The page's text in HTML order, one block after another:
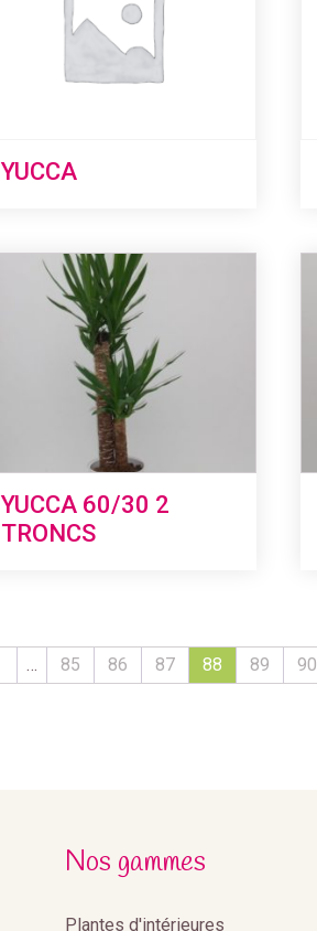
YUCCA
YUCCA 60/30 2
TRONCS
… 85 86 87 88 89 90
Nos gammes
Plantes d'intérieures